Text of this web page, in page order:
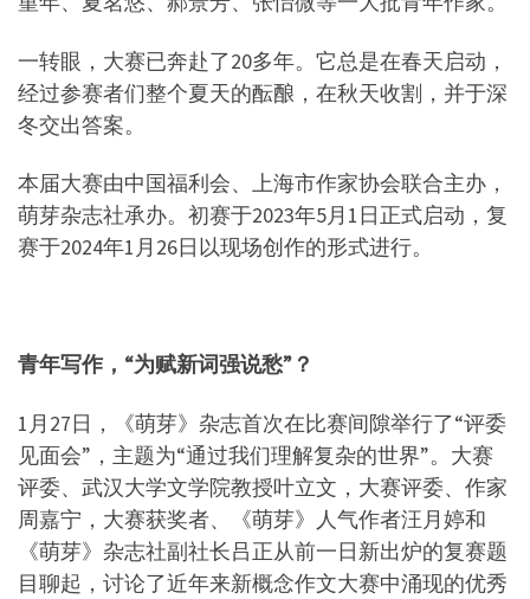
一转眼，大赛已奔赴了20多年。它总是在春天启动，
经过参赛者们整个夏天的酝酿，在秋天收割，并于深
冬交出答案。
本届大赛由中国福利会、上海市作家协会联合主办，
萌芽杂志社承办。初赛于2023年5月1日正式启动，复
赛于2024年1月26日以现场创作的形式进行。
青年写作，“为赋新词强说愁”？
1月27日，《萌芽》杂志首次在比赛间隙举行了“评委
见面会”，主题为“通过我们理解复杂的世界”。大赛
评委、武汉大学文学院教授叶立文，大赛评委、作家
周嘉宁，大赛获奖者、《萌芽》人气作者汪月婷和
《萌芽》杂志社副社长吕正从前一日新出炉的复赛题
目聊起，讨论了近年来新概念作文大赛中涌现的优秀